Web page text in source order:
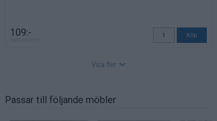
109:-
Visa fler
Passar till följande möbler